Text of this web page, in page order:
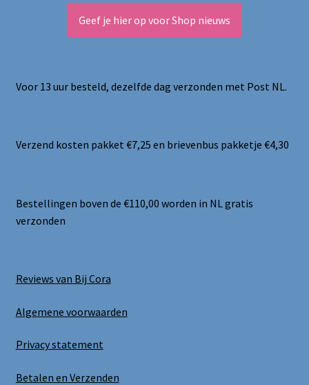
Geef je hier op voor Shop nieuws
Voor 13 uur besteld, dezelfde dag verzonden met Post NL.
Verzend kosten pakket €7,25 en brievenbus pakketje €4,30
Bestellingen boven de €110,00 worden in NL gratis
verzonden
Reviews van Bij Cora
Algemene voorwaarden
Privacy statement
Betalen en Verzenden